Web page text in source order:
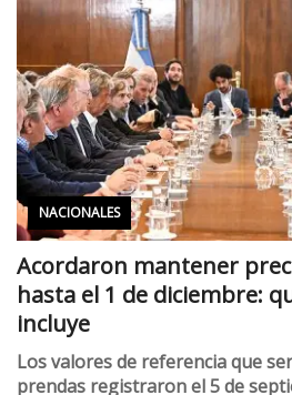
NACIONALES
Acordaron mantener
hasta el 1 de diciembre:
incluye
Los valores de referencia que
prendas registraron el 5 de